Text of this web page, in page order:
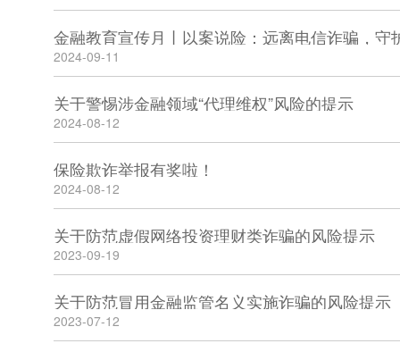
金融教育宣传月丨以案说险：远离电信诈骗，守
2024-09-11
关于警惕涉金融领域“代理维权”风险的提示
2024-08-12
保险欺诈举报有奖啦！
2024-08-12
关于防范虚假网络投资理财类诈骗的风险提示
2023-09-19
关于防范冒用金融监管名义实施诈骗的风险提示
2023-07-12